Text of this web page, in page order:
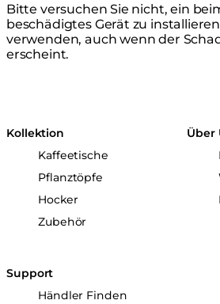
Bitte versuchen Sie nicht, ein
beschädigtes Gerät zu
verwenden, auch wenn der
erscheint.
Kollektion
Kaffeetische
Pflanztöpfe
Hocker
Zubehör
Über
Support
Händler Finden